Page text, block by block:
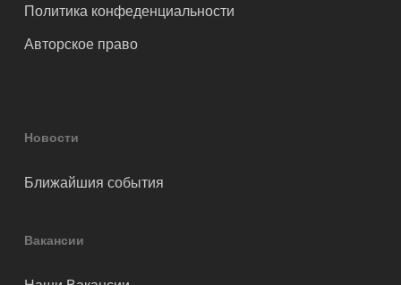
Политика конфеденциальности
Авторское право
Новости
Ближайшия события
Вакансии